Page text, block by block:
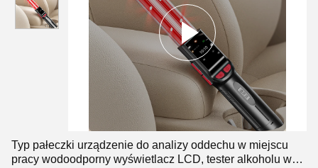
Typ pałeczki urządzenie do analizy oddechu w miejscu
pracy wodoodporny wyświetlacz LCD, tester alkoholu w